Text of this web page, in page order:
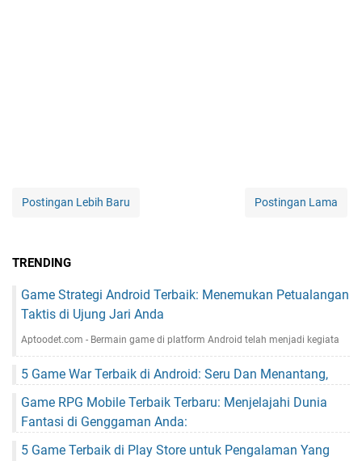
Postingan Lebih Baru Postingan Lama
TRENDING
Game Strategi Android Terbaik: Menemukan Petualangan
Taktis di Ujung Jari Anda
Aptoodet.com - Bermain game di platform Android telah menjadi kegiata
5 Game War Terbaik di Android: Seru Dan Menantang,
Game RPG Mobile Terbaik Terbaru: Menjelajahi Dunia
Fantasi di Genggaman Anda:
5 Game Terbaik di Play Store untuk Pengalaman Yang